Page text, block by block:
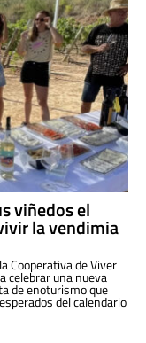
viñedos el
la vendimia
Cooperativa de Viver
celebrar una nueva
de enoturismo que
del calendario